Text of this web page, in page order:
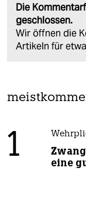
Die
geschlossen.
Wir öffnen die
Artikeln für
1
eine